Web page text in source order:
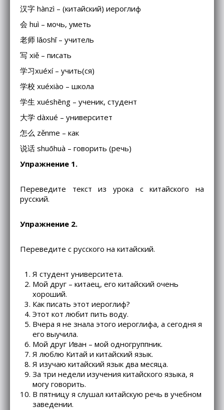
汉字 hànzì – (китайский) иероглиф
会 huì – мочь, уметь
老师 lǎoshī – учитель
写 xiě – писать
学习xuéxí – учить(ся)
学校 xuéxiào – школа
学生 xuéshēng – ученик, студент
大学 dàxué – университет
怎么 zěnme – как
说话 shuōhuà – говорить (речь)
Упражнение 1.
Переведите текст из урока с китайского на
русский.
Упражнение 2.
Переведите с русского на китайский.
Я студент университета.
Мой друг – китаец, его китайский очень
хороший.
Как писать этот иероглиф?
Этот кот любит пить воду.
Вчера я не знала этого иероглифа, а сегодня я
его выучила.
Мой друг Иван – мой одногруппник.
Я люблю Китай и китайский язык.
Я изучаю китайский язык два месяца.
За три недели изучения китайского языка, я
могу говорить.
В пятницу я слушал китайскую речь в учебном
заведении.